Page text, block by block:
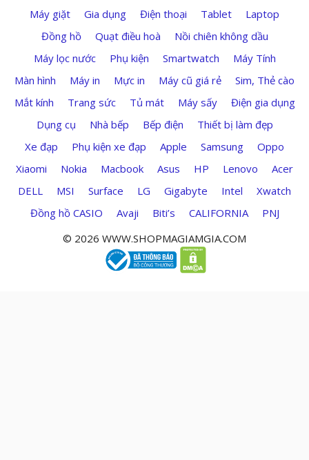
Máy giặt
Gia dụng Điện thoại Tablet
Laptop
Đồng hồ
Quạt điều hoà
Nồi chiên không dầu
Máy lọc nước
Phụ kiện Smartwatch
Máy Tính
Màn hình
Máy in Mực in Máy cũ giá rẻ
Sim, Thẻ cào
Mắt kính
Trang sức Tủ mát Máy sấy
Điện gia dụng
Dụng cụ
Nhà bếp Bếp điện
Thiết bị làm đẹp
Xe đạp
Phụ kiện xe đạp Apple Samsung
Oppo
Xiaomi
Nokia Macbook Asus HP Lenovo
Acer
DELL
MSI Surface LG Gigabyte Intel
Xwatch
Đồng hồ CASIO
Avaji Biti’s CALIFORNIA
PNJ
© 2026 WWW.SHOPMAGIAMGIA.COM